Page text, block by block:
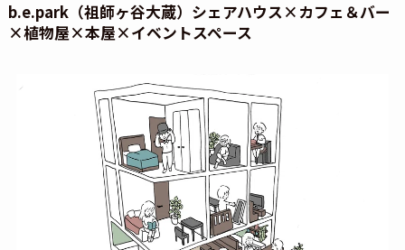
b.e.park（祖師ヶ谷大蔵） シェアハウス×カフェ＆バー
×植物屋×本屋×イベントスペース